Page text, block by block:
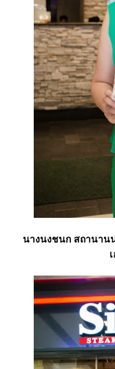
นางนงชนก สถานาน